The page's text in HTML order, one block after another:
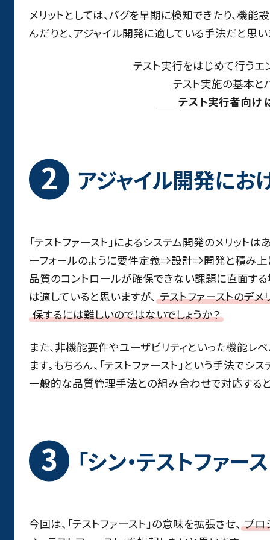
メリットとしては、バグを早期に検知できたり、機
んだりと、アジャイル開発に適している手法だと思い
テスト実行をはじめて行う
テスト実施の基本
テスト実行者向
アジャイル開発にお
「テストファースト」によるシステム開発のメリット
ーフォールのように要件定義⇒設計⇒開発と積み上
品質のコントロールが確保できない課題に直面す
は適していると思いますが、 テストファーストのデ
保するには難しいのではないでしょうか？
また、非機能要件やユーザビリティといった機能
ます。もちろん、「テストファースト」という手法で
一般的な品質管理手法との組み合わせで対応する
「シン・テストファー
今回は、「テストファースト」の意味を拡張させ、 プロ